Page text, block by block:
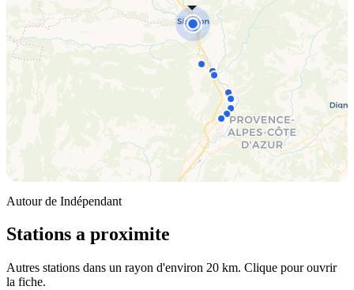
Autour de Indépendant
Stations a proximite
Autres stations dans un rayon d'environ 20 km. Clique pour ouvrir
la fiche.